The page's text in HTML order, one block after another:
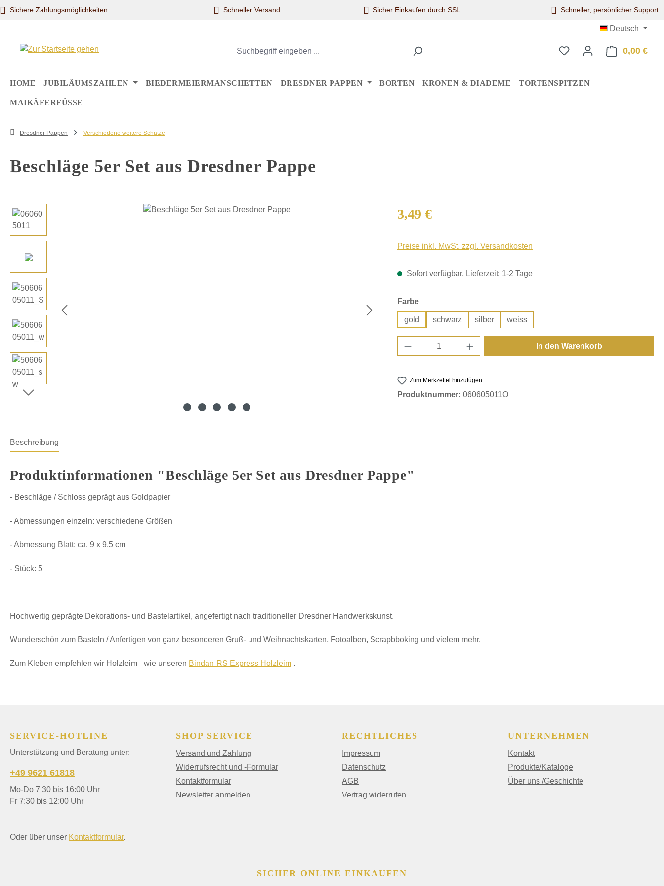
Hauptinhalt springen
Zur Suche springen
Zur Hauptnavigation springen
Sichere Zahlungsmöglichkeiten Schneller Versand Sicher Einkaufen durch SSL Schneller, persönlicher Support
Deutsch
0,00 €
HOME JUBILÄUMSZAHLEN BIEDERMEIERMANSCHETTEN DRESDNER PAPPEN BORTEN KRONEN & DIADEME TORTENSPITZEN
MAIKÄFERFÜSSE
Dresdner Pappen Verschiedene weitere Schätze
Beschläge 5er Set aus Dresdner Pappe
Bildergalerie überspringen Regulärer Preis:
3,49 €
Preise inkl. MwSt. zzgl. Versandkosten
Sofort verfügbar, Lieferzeit: 1-2 Tage
Farbeauswählen
gold schwarz silber weiss
Produkt Anzahl: Gib den gewünschten Wert ein
In den Warenkorb
Zum Merkzettel hinzufügen
Produktnummer: 060605011O
Beschreibung
Produktinformationen "Beschläge 5er Set aus Dresdner Pappe"
- Beschläge / Schloss geprägt aus Goldpapier
- Abmessungen einzeln: verschiedene Größen
- Abmessung Blatt: ca. 9 x 9,5 cm
- Stück: 5
Hochwertig geprägte Dekorations- und Bastelartikel, angefertigt nach traditioneller Dresdner Handwerkskunst.
Wunderschön zum Basteln / Anfertigen von ganz besonderen Gruß- und Weihnachtskarten, Fotoalben, Scrapbboking und vielem mehr.
Zum Kleben empfehlen wir Holzleim - wie unseren Bindan-RS Express Holzleim .
SERVICE-HOTLINE
Unterstützung und Beratung unter:
+49 9621 61818
Mo-Do 7:30 bis 16:00 Uhr
Fr 7:30 bis 12:00 Uhr
Oder über unser Kontaktformular.
SHOP SERVICE
Versand und Zahlung
Widerrufsrecht und -Formular
Kontaktformular
Newsletter anmelden
RECHTLICHES
Impressum
Datenschutz
AGB
Vertrag widerrufen
UNTERNEHMEN
Kontakt
Produkte/Kataloge
Über uns /Geschichte
SICHER ONLINE EINKAUFEN